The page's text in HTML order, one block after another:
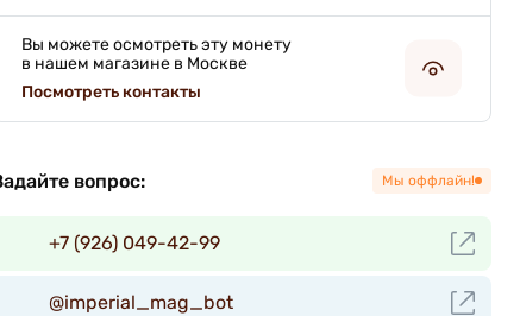
Вы можете осмотреть эту монету
в нашем магазине в Москве
Посмотреть контакты
вопрос: Мы оффлайн!
+7 (926) 049-42-99
@imperial_mag_bot